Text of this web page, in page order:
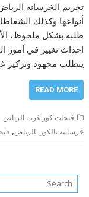
تخريم الخرسانه
أنواعها وكذلك
طلبه بشكل ملحوظ،
إحداث تغيير في أمور
يتطلب مجهود وتركيز
READ MORE
فتحات كور غرب الرياض
خرسانية بالكور بالرياض,